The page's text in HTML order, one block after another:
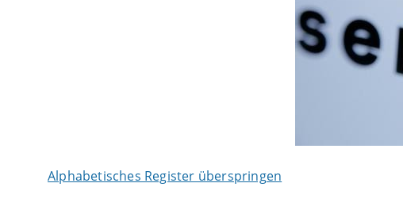
Alphabetisches Register überspringen